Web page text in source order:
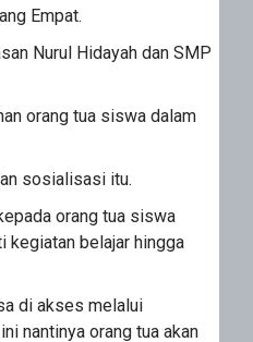
Empat.
Nurul Hidayah dan SMP
orang tua siswa dalam
sosialisasi itu.
orang tua siswa
kegiatan belajar hingga
di akses melalui
nantinya orang tua akan